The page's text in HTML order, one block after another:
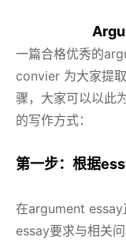
一篇合格优秀的
convier 为大家提
骤，大家可以以此
的写作方式：
第一步：根据
在argument essay
essay要求与相关